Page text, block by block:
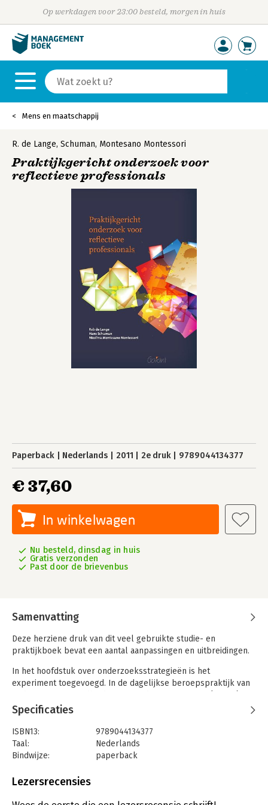
Op werkdagen voor 23:00 besteld, morgen in huis
Mens en maatschappij
R. de Lange, Schuman, Montesano Montessori
Praktijkgericht onderzoek voor
reflectieve professionals
Paperback Nederlands 2011 2e druk 9789044134377
€ 37,60
In winkelwagen
Nu besteld, dinsdag in huis
Gratis verzonden
Past door de brievenbus
Samenvatting
Deze herziene druk van dit veel gebruikte studie- en
praktijkboek bevat een aantal aanpassingen en uitbreidingen.
In het hoofdstuk over onderzoeksstrategieën is het
experiment toegevoegd. In de dagelijkse beroepspraktijk van
experiment opgezet, maar in de geschiedenis van de sociale
wetenschappen zijn goed opgezette (quasi)experimenten van
grote invloed geweest. Ook is een bespreking van
implementatieonderzoek toegevoegd. Goed onderzoek doen is
één ding, het implementeren van de resultaten ervan in
maatschappelijke gebieden (gezondheidszorg, onderwijs,
noodzaak gevoeld om zich naast onderzoek ook bezig te
Specificaties
ISBN13:
9789044134377
Taal:
Nederlands
Bindwijze:
paperback
Uitgever:
Lezersrecensies